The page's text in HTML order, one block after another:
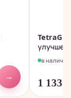
→
в наличии
1 133